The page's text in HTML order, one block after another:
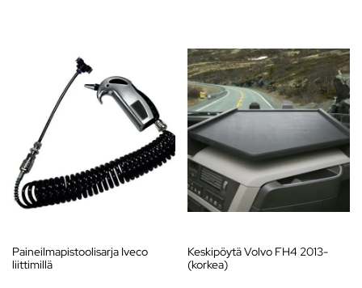
Paineilmapistoolisarja Iveco
liittimillä
Keskipöytä Volvo FH4 2013-
(korkea)